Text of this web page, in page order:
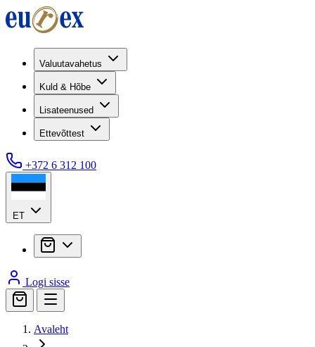
Valuutavahetus
Kuld & Hõbe
Lisateenused
Ettevõttest
+372 6 312 100
ET
Logi sisse
Avaleht